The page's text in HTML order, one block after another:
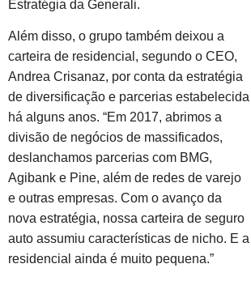
Estratégia da Generali.
Além disso, o grupo também deixou a
carteira de residencial, segundo o CEO,
Andrea Crisanaz, por conta da estratégia
de diversificação e parcerias estabelecida
há alguns anos. “Em 2017, abrimos a
divisão de negócios de massificados,
deslanchamos parcerias com BMG,
Agibank e Pine, além de redes de varejo
e outras empresas. Com o avanço da
nova estratégia, nossa carteira de seguro
auto assumiu características de nicho. E a
residencial ainda é muito pequena.”